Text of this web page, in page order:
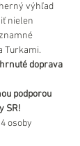
výhľad
nielen
Turkami.
doprava
podporou
SR!
osoby